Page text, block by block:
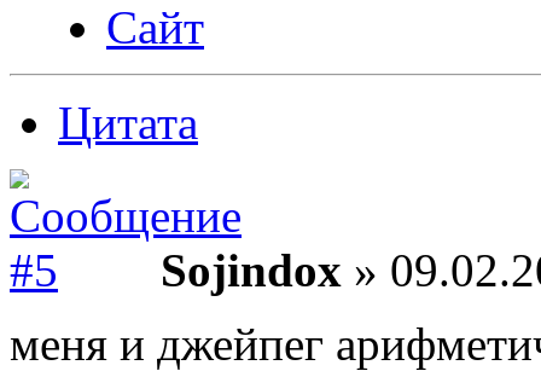
Сайт
Цитата
Sojindox »
меня и джейпег